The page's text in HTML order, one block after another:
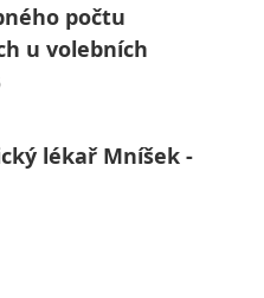
počtu
u volebních
lékař Mníšek -